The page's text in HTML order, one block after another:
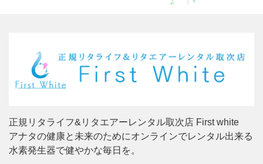
正規リタライフ&リタエアーレンタル取次店 First white
アナタの健康と未来のためにオンラインでレンタル出来る
水素発生器で健やかな毎日を。